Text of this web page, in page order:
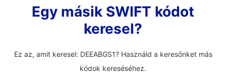
Egy másik SWIFT kódot
keresel?
Ez az, amit keresel: DEEABGS1? Használd a keresőnket más
kódok kereséséhez.